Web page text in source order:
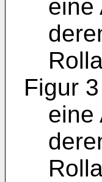
eine
Figur 3
eine